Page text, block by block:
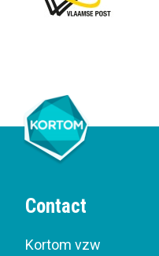
Contact
Kortom vzw